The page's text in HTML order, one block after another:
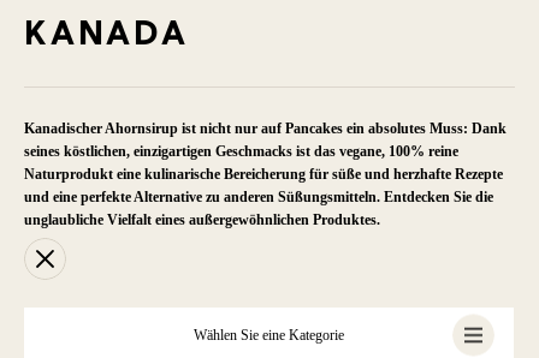
KANADA
Kanadischer Ahornsirup ist nicht nur auf Pancakes ein absolutes Muss: Dank
seines köstlichen, einzigartigen Geschmacks ist das vegane, 100% reine
Naturprodukt eine kulinarische Bereicherung für süße und herzhafte Rezepte
und eine perfekte Alternative zu anderen Süßungsmitteln. Entdecken Sie die
unglaubliche Vielfalt eines außergewöhnlichen Produktes.
Wählen Sie eine Kategorie